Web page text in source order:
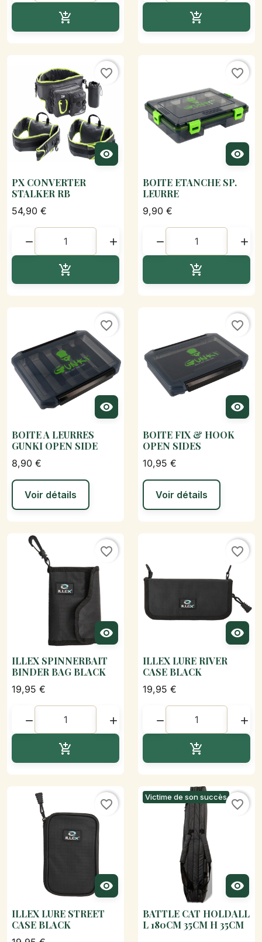
 

favorite_border
PX CONVERTER
STALKER RB
54,90 €
 


favorite_border
BOITE ETANCHE SP.
LEURRE
9,90 €
 


favorite_border
BOITE A LEURRES
GUNKI OPEN SIDE
8,90 €
Voir détails

favorite_border
BOITE FIX & HOOK
OPEN SIDES
10,95 €
Voir détails

favorite_border
ILLEX SPINNERBAIT
BINDER BAG BLACK
19,95 €
 


favorite_border
ILLEX LURE RIVER
CASE BLACK
19,95 €
 


favorite_border
ILLEX LURE STREET
CASE BLACK
Victime de son succès

favorite_border
BATTLE CAT HOLDALL
L 180CM 35CM H 35CM